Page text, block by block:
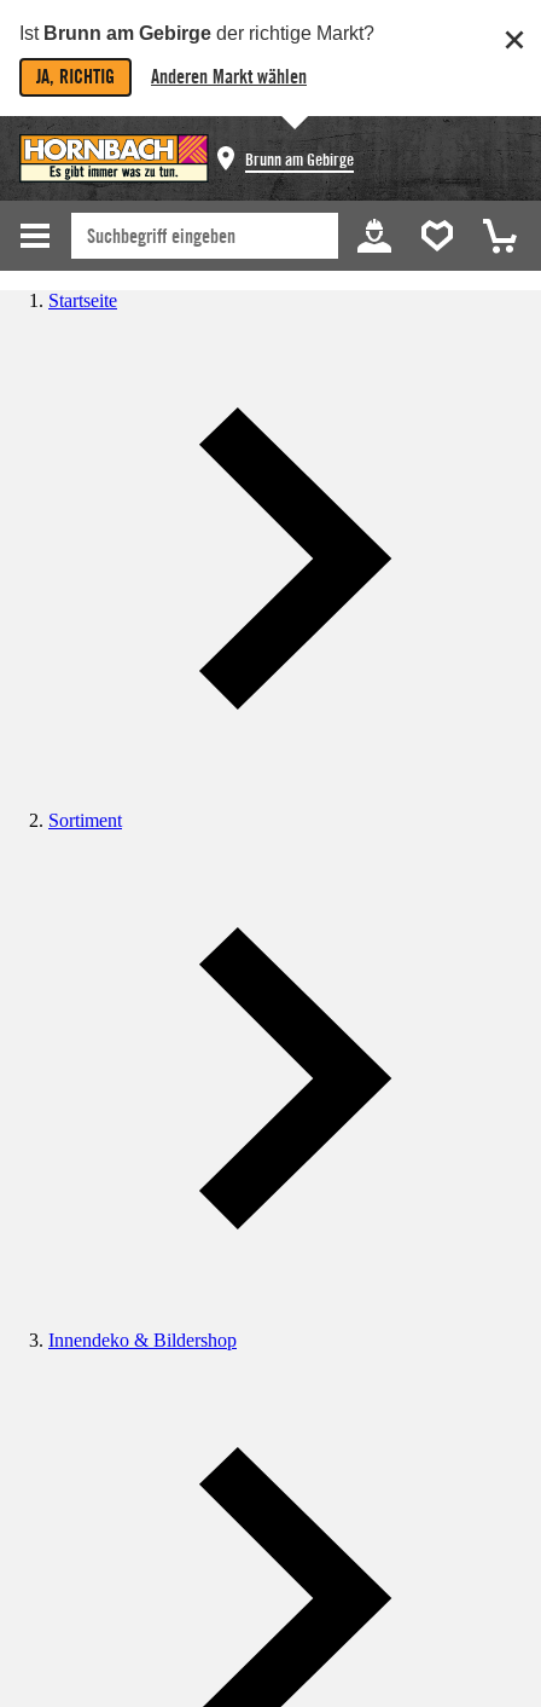
Ist Brunn am Gebirge der richtige Markt?
JA, RICHTIG Anderen Markt wählen
Brunn am Gebirge
Startseite
Sortiment
Innendeko & Bildershop